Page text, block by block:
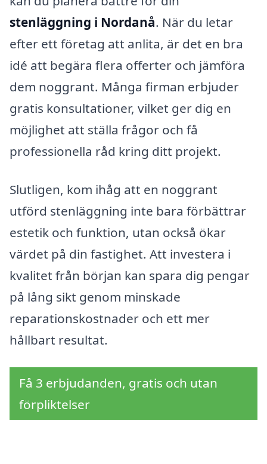
stenläggning i Nordanå. När du letar
efter ett företag att anlita, är det en bra
idé att begära flera offerter och jämföra
dem noggrant. Många firman erbjuder
gratis konsultationer, vilket ger dig en
möjlighet att ställa frågor och få
professionella råd kring ditt projekt.
Slutligen, kom ihåg att en noggrant
utförd stenläggning inte bara förbättrar
estetik och funktion, utan också ökar
värdet på din fastighet. Att investera i
kvalitet från början kan spara dig pengar
på lång sikt genom minskade
reparationskostnader och ett mer
hållbart resultat.
Få 3 erbjudanden, gratis och utan
förpliktelser